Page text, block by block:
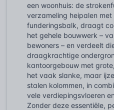
een woonhuis: de
verzameling heipalen
funderingsbalk, draagt
het gehele bouwwerk –
bewoners – en verdeelt
draagkrachtige
kantoorgebouw met
het vaak slanke, maar
stalen kolommen, in
vele verdiepingsvloeren
Zonder deze essentiële,